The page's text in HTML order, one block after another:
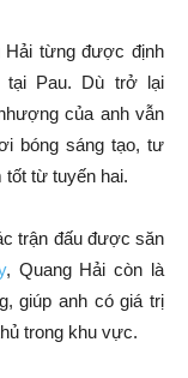
Hải từng được định
tại Pau. Dù trở lại
của anh vẫn
bóng sáng tạo, tư
tốt từ tuyến hai.
trận đấu được săn
, Quang Hải còn là
giúp anh có giá trị
trong khu vực.